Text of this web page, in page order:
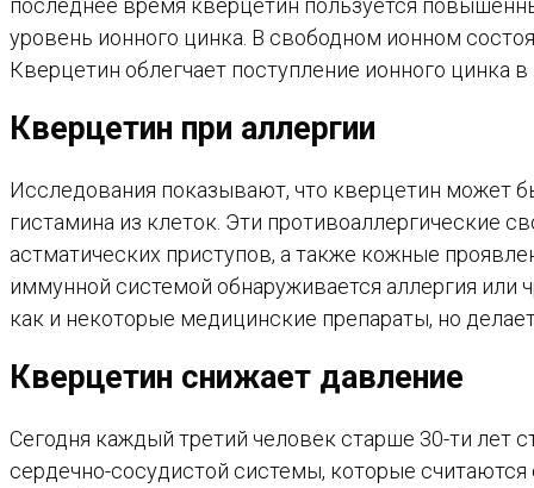
последнее время кверцетин пользуется
уровень ионного цинка. В свободном ионном
Кверцетин облегчает поступление ионного
Кверцетин при аллергии
Исследования показывают, что кверцетин может
гистамина из клеток. Эти противоаллергические
астматических приступов, а также кожные
иммунной системой обнаруживается аллергия или
как и некоторые медицинские препараты, но
Кверцетин снижает давление
Сегодня каждый третий человек старше 30-ти лет
сердечно-сосудистой системы, которые